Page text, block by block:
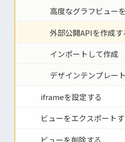
高度なグラフビュー
外部公開APIを作成す
インポートして作成
デザインテンプレー
iframeを設定する
ビューをエクスポートす
ビューを削除する